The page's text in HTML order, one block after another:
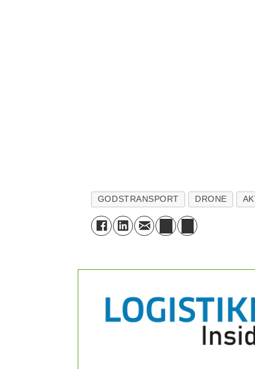
GODSTRANSPORT DRONE